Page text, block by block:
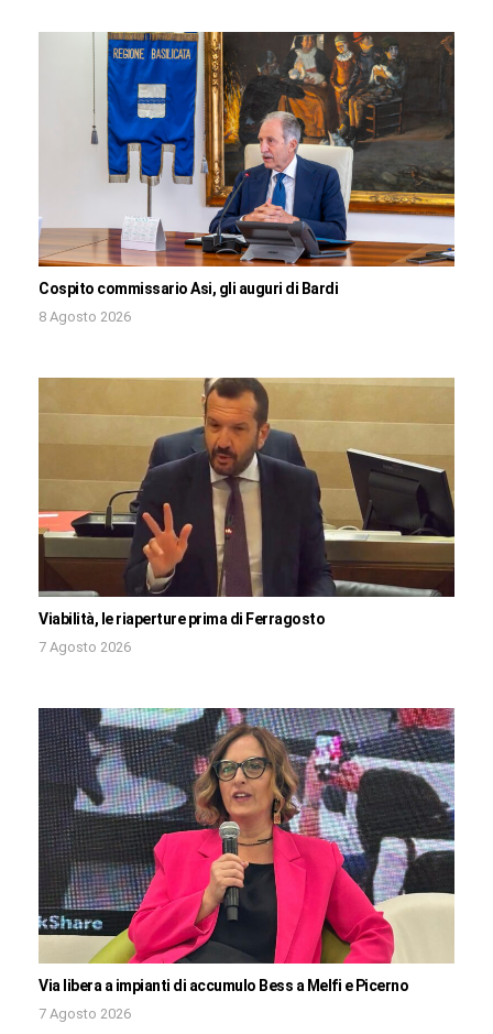
Cospito commissario Asi, gli auguri di Bardi
8 Agosto 2026
Viabilità, le riaperture prima di Ferragosto
7 Agosto 2026
Via libera a impianti di accumulo Bess a Melfi e Picerno
7 Agosto 2026